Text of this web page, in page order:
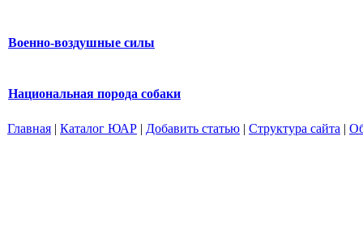
Военно-воздушные силы
Национальная порода собаки
Главная | Каталог ЮАР | Добавить статью | Структура сайта |